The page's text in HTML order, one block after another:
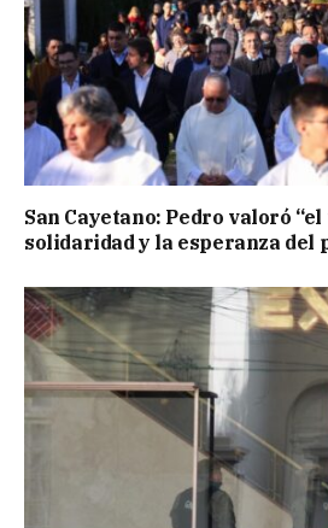
San Cayetano: Pedro valoró
solidaridad y la esperanza del